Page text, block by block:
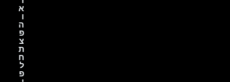
א
ו
ה
פ
צ
ת
ח
ל
פ